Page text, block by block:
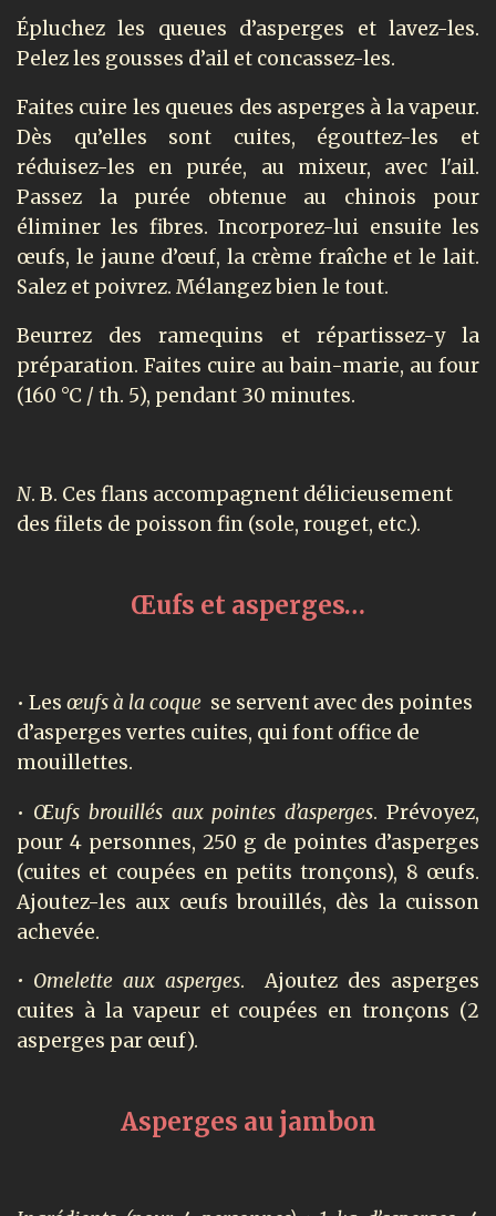
Épluchez les queues d’asperges et lavez-les.
Pelez les gousses d’ail et concassez-les.
Faites cuire les queues des asperges à la vapeur.
Dès qu’elles sont cuites, égouttez-les et
réduisez-les en purée, au mixeur, avec l'ail.
Passez la purée obtenue au chinois pour
éliminer les fibres. Incorporez-lui ensuite les
œufs, le jaune d’œuf, la crème fraîche et le lait.
Salez et poivrez. Mélangez bien le tout.
Beurrez des ramequins et répartissez-y la
préparation. Faites cuire au bain-marie, au four
(160 °C / th. 5), pendant 30 minutes.
N. B. Ces flans accompagnent délicieusement
des filets de poisson fin (sole, rouget, etc.).
Œufs et asperges…
• Les œufs à la coque se servent avec des pointes
d’asperges vertes cuites, qui font office de
mouillettes.
• Œufs brouillés aux pointes d’asperges. Prévoyez,
pour 4 personnes, 250 g de pointes d’asperges
(cuites et coupées en petits tronçons), 8 œufs.
Ajoutez-les aux œufs brouillés, dès la cuisson
achevée.
• Omelette aux asperges. Ajoutez des asperges
cuites à la vapeur et coupées en tronçons (2
asperges par œuf).
Asperges au jambon